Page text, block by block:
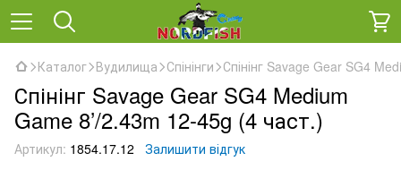
Каталог Вудилища Спінінги Спінінг Savage Gear SG4
Спінінг Savage Gear SG4 Medium
Game 8’/2.43m 12-45g (4 част.)
Артикул: 1854.17.12 Залишити відгук